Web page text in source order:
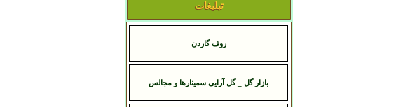
تبلیغات
روف گاردن
بازار گل _ گل آرایی سمینارها و مجالس